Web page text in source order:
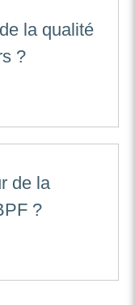
la qualité
?
de la
?